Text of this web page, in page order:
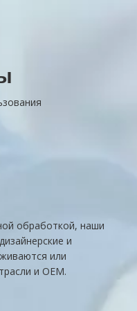
обработкой, наши
и
или
и OEM.